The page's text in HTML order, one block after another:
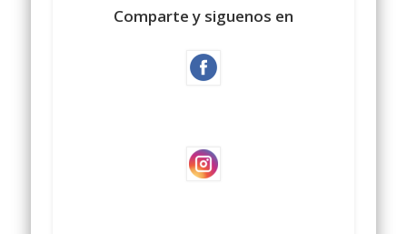
Comparte y siguenos en